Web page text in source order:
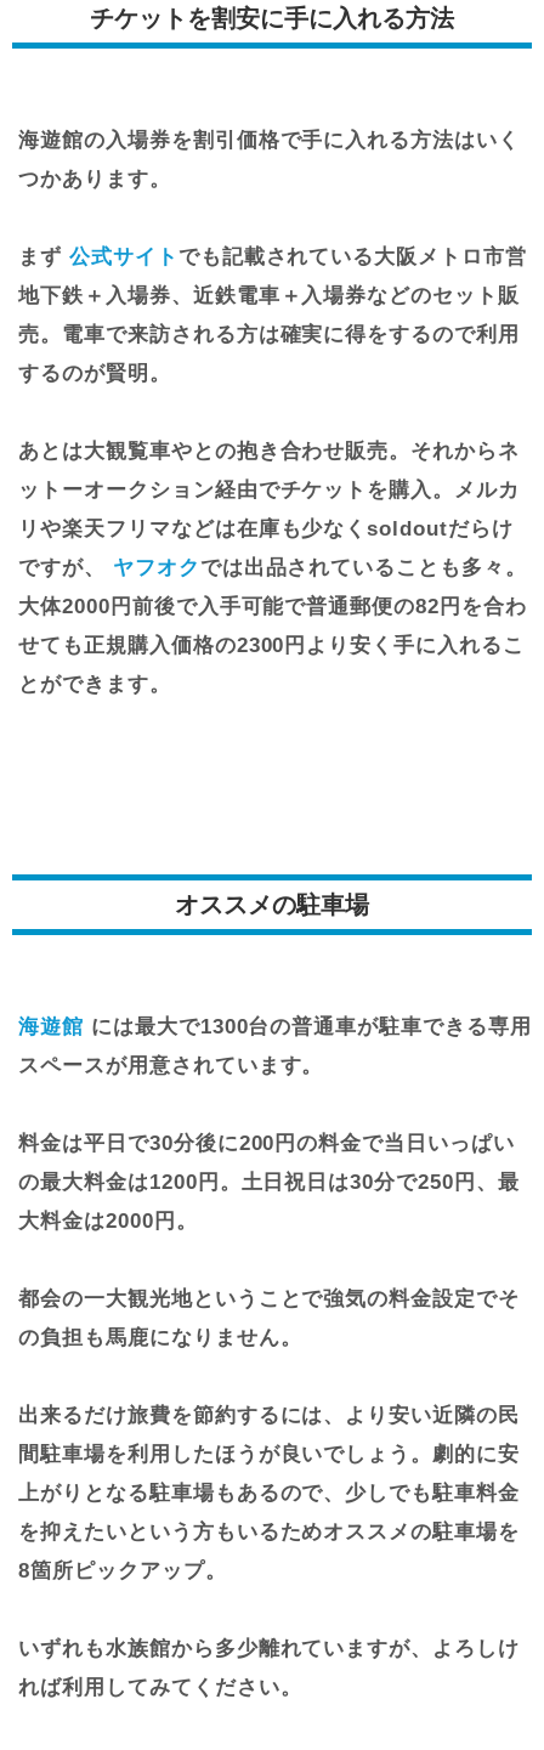
チケットを割安に手に入れる方法
海遊館の入場券を割引価格で手に入れる方法はいく
つかあります。
まず 公式サイト でも記載されている大阪メトロ市営
地下鉄＋入場券、近鉄電車＋入場券などのセット販
売。電車で来訪される方は確実に得をするので利用
するのが賢明。
あとは大観覧車やとの抱き合わせ販売。それからネ
ットーオークション経由でチケットを購入。メルカ
リや楽天フリマなどは在庫も少なくsoldoutだらけ
ですが、
ヤフオクでは出品されていることも多々。
大体2000円前後で入手可能で普通郵便の82円を合わ
せても正規購入価格の2300円より安く手に入れるこ
とができます。
オススメの駐車場
海遊館 には最大で1300台の普通車が駐車できる専用
スペースが用意されています。
料金は平日で30分後に200円の料金で当日いっぱい
の最大料金は1200円。土日祝日は30分で250円、最
大料金は2000円。
都会の一大観光地ということで強気の料金設定でそ
の負担も馬鹿になりません。
出来るだけ旅費を節約するには、より安い近隣の民
間駐車場を利用したほうが良いでしょう。劇的に安
上がりとなる駐車場もあるので、少しでも駐車料金
を抑えたいという方もいるためオススメの駐車場を
8箇所ピックアップ。
いずれも水族館から多少離れていますが、よろしけ
れば利用してみてください。